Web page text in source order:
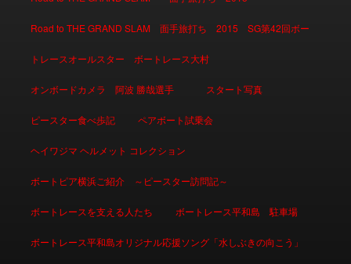
Road to THE GRAND SLAM 面手旅打ち 2015 SG第42回ボー
トレースオールスター ボートレース大村
オンボードカメラ 阿波 勝哉選手 スタート写真
ピースター食べ歩記 ペアボート試乗会
ヘイワジマ ヘルメット コレクション
ボートピア横浜ご紹介 ～ピースター訪問記～
ボートレースを支える人たち ボートレース平和島 駐車場
ボートレース平和島オリジナル応援ソング「水しぶきの向こう」